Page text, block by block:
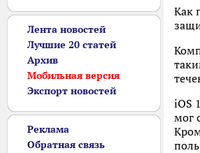
Лента новостей
Лучшие 20 статей
Архив
Мобильная версия
Экспорт новостей
Реклама
Обратная связь
Как
iOS
мог